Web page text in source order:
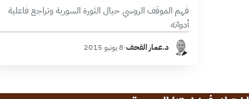
فهم الموقف الروسي حيال الثورة السورية وتراجع فاعلية
أدواته
د.عمار القحف·8 يونيو 2015